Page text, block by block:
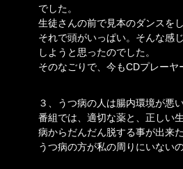
でした。
生徒さんの前で見本のダンスを
それで頭がいっぱい。そんな感
しようと思ったのでした。
そのなごりで、今もCDプレーヤ
３、うつ病の人は腸内環境が悪い
番組では、適切な薬と、正しい
病からだんだん脱する事が出来
うつ病の方が私の周りにいない